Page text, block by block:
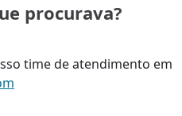
procurava?
time de atendimento em